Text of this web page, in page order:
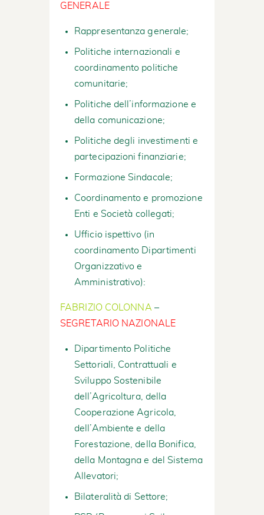
GENERALE
Rappresentanza generale;
Politiche internazionali e
coordinamento politiche
comunitarie;
Politiche dell’informazione e
della comunicazione;
Politiche degli investimenti e
partecipazioni finanziarie;
Formazione Sindacale;
Coordinamento e promozione
Enti e Società collegati;
Ufficio ispettivo (in
coordinamento Dipartimenti
Organizzativo e
Amministrativo):
FABRIZIO COLONNA –
SEGRETARIO NAZIONALE
Dipartimento Politiche
Settoriali, Contrattuali e
Sviluppo Sostenibile
dell’Agricoltura, della
Cooperazione Agricola,
dell’Ambiente e della
Forestazione, della Bonifica,
della Montagna e del Sistema
Allevatori;
Bilateralità di Settore;